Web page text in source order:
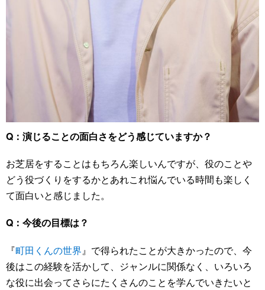
Q：演じることの面白さをどう感じていますか？
お芝居をすることはもちろん楽しいんですが、役のことや
どう役づくりをするかとあれこれ悩んでいる時間も楽しく
て面白いと感じました。
Q：今後の目標は？
『町田くんの世界 』で得られたことが大きかったので、今
後はこの経験を活かして、ジャンルに関係なく、いろいろ
な役に出会ってさらにたくさんのことを学んでいきたいと